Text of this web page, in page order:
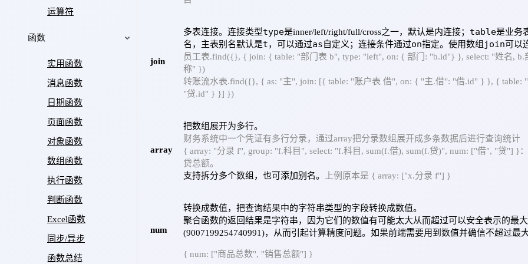
运算符
函数
实用函数
消息函数
日期函数
页面函数
对象函数
数组函数
执行函数
判断函数
Excel函数
同步/异步
函数总结
join
多表连接。连接类型type是inner/left/right/full/cross之一，默认是内连接； table是业务
名，主表别名默认是t，可以通过as 自定义；连接条件通过on指定。使用数组 join可以
员工表.find({}, { join: { table: "部门表 b", type: "left", on: { 部门: "b.id"} }, select: "姓名, b.
称" })
转账流水表.find({}, { as: "主", join: [{ table: "账户表 借", on: { "主.借": "借.id" } }, { table:
"贷.id" } }] })
array
把数组展开为多行。
财务系统中一个凭证有多行分录，通过array把分录数组展开成多条数据后进行查询统计
{ array: "分录 f", group: "f.科目", select: "f.科目, sum(f.借), sum(f.贷)", num: ["借", "贷"] }
贷总额。
支持拆分多个数组，也可添加别名。
上例原本是 { array: ["x.分录 f"] }
num
转换成数值，把查询结果中的字符串类型的字段转换成数值。
聚合函数的返回结果是字符串，因为它们的数值有可能太大从而超过可以安全表示的最
(9007199254740991)，从而引起计算精度问题。如果前端需要用到数值并确信不超过最
{ num: ["商品总数", "销售总额"] }